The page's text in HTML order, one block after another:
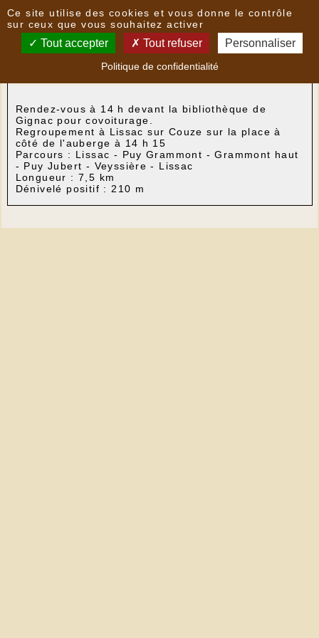
Nouvelles
Randonnée du lundi après-midi 18 avril 2016
Rendez-vous à 14 h devant la bibliothèque de
Gignac pour covoiturage.
Regroupement à Lissac sur Couze sur la place à
côté de l'auberge à 14 h 15
Parcours : Lissac - Puy Grammont - Grammont haut
- Puy Jubert - Veyssière - Lissac
Longueur : 7,5 km
Dénivelé positif : 210 m
Ce site utilise des cookies et vous donne le contrôle
sur ceux que vous souhaitez activer
Tout accepter Tout refuser Personnaliser
Politique de confidentialité